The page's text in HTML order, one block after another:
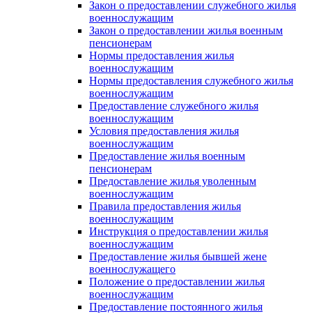
Закон о предоставлении служебного жилья
военнослужащим
Закон о предоставлении жилья военным
пенсионерам
Нормы предоставления жилья
военнослужащим
Нормы предоставления служебного жилья
военнослужащим
Предоставление служебного жилья
военнослужащим
Условия предоставления жилья
военнослужащим
Предоставление жилья военным
пенсионерам
Предоставление жилья уволенным
военнослужащим
Правила предоставления жилья
военнослужащим
Инструкция о предоставлении жилья
военнослужащим
Предоставление жилья бывшей жене
военнослужащего
Положение о предоставлении жилья
военнослужащим
Предоставление постоянного жилья